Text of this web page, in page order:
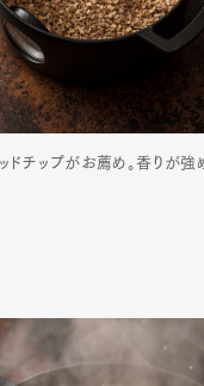
ドチップがお薦め。香りが